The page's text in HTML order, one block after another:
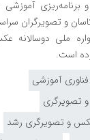
آموزشی
و تصویرگران
ملی دوسالانه
است.
آموزشی
تصویرگری
و تصویرگری رشد